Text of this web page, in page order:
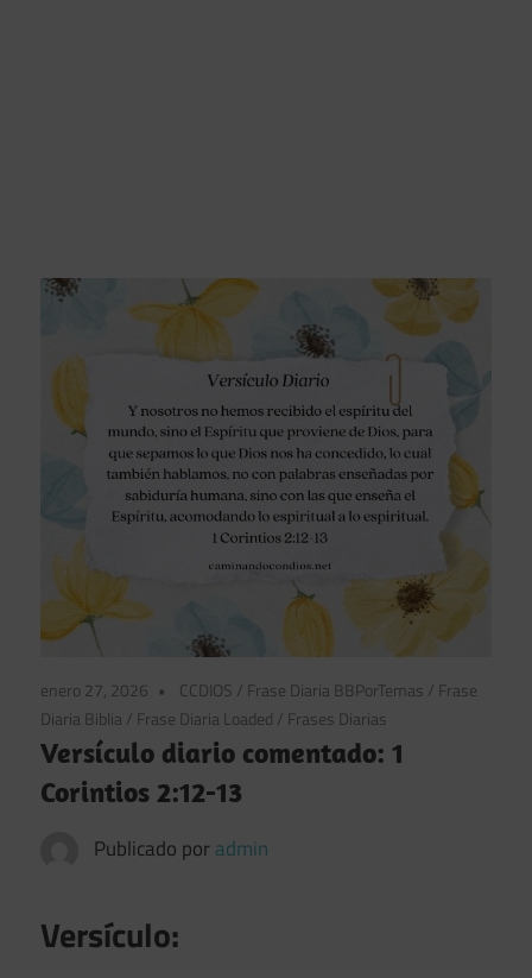
enero 27, 2026 CCDIOS / Frase Diaria BBPorTemas / Frase
Diaria Biblia / Frase Diaria Loaded / Frases Diarias
Versículo diario comentado: 1
Corintios 2:12-13
Publicado por admin
Versículo: